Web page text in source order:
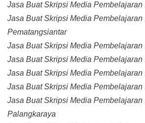
Jasa Buat Skripsi Media Pembelajaran
Jasa Buat Skripsi Media Pembelajaran
Pematangsiantar
Jasa Buat Skripsi Media Pembelajaran
Jasa Buat Skripsi Media Pembelajaran
Jasa Buat Skripsi Media Pembelajaran
Jasa Buat Skripsi Media Pembelajaran
Jasa Buat Skripsi Media Pembelajaran
Palangkaraya